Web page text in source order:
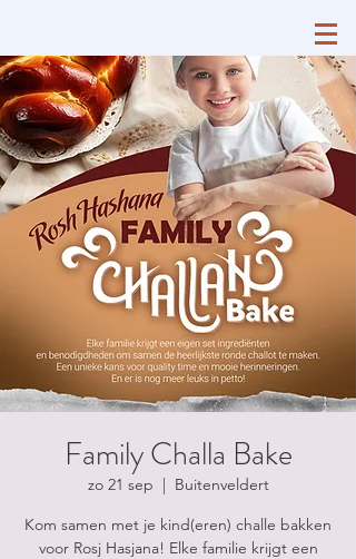
Family Challa Bake
zo 21 sep
  |
Buitenveldert
Kom samen met je kind(eren) challe bakken
voor Rosj Hasjana! Elke familie krijgt een